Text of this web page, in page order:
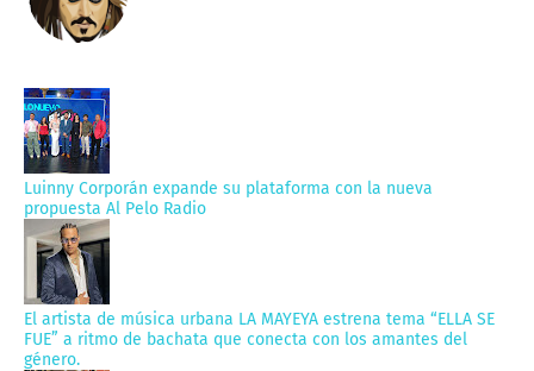
Luinny Corporán expande su plataforma con la nueva
propuesta Al Pelo Radio
El artista de música urbana LA MAYEYA estrena tema “ELLA SE
FUE” a ritmo de bachata que conecta con los amantes del
género.